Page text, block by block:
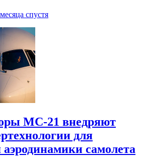
спустя
МС-21 внедряют
для
самолета